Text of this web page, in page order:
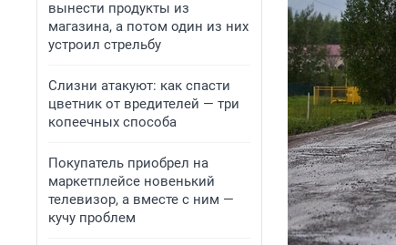
вынести продукты из
магазина, а потом один из них
устроил стрельбу
Слизни атакуют: как спасти
цветник от вредителей — три
копеечных способа
Покупатель приобрел на
маркетплейсе новенький
телевизор, а вместе с ним —
кучу проблем